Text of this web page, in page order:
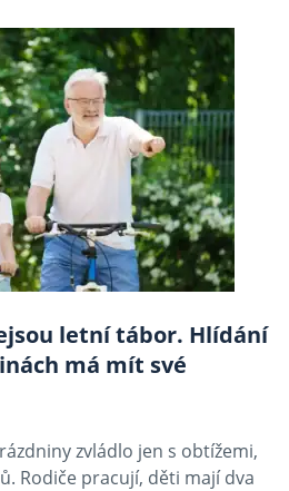
letní tábor. Hlídání
má mít své
zvládlo jen s obtížemi,
Rodiče pracují, děti mají dva